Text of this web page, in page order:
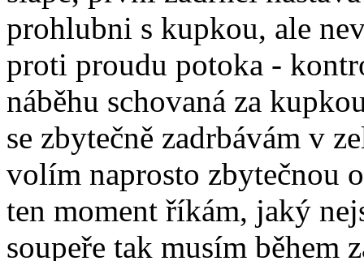
prohlubni s kupkou, ale
proti proudu potoka -
náběhu schovaná za
se zbytečně zadrbávám v
volím naprosto zbytečnou
ten moment říkám, jaký
soupeře tak musím během